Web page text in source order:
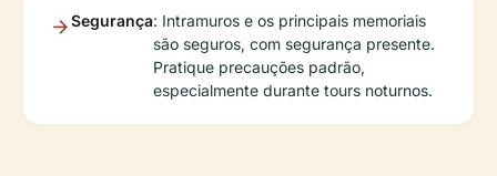
Segurança: Intramuros e os principais memoriais
são seguros, com segurança presente.
Pratique precauções padrão,
especialmente durante tours noturnos.